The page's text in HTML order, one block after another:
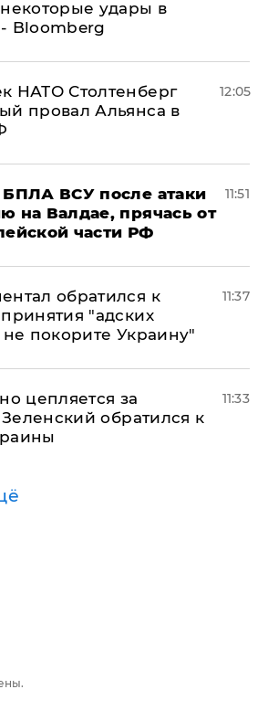
удары в
Bloomberg
НАТО Столтенберг
провал Альянса в
12:05
БПЛА ВСУ после атаки
на Валдае, прячась от
части РФ
11:51
обратился к
"адских
покорите Украину"
11:37
цепляется за
обратился к
11:33